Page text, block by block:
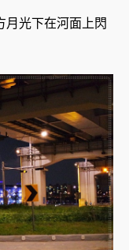
月光下在河面上閃